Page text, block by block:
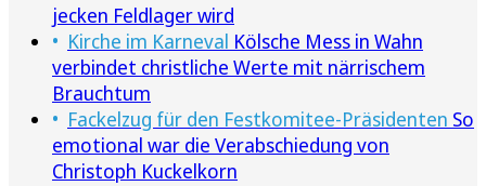
jecken Feldlager wird
Kirche im Karneval Kölsche Mess in Wahn
verbindet christliche Werte mit närrischem
Brauchtum
Fackelzug für den Festkomitee-Präsidenten So
emotional war die Verabschiedung von
Christoph Kuckelkorn